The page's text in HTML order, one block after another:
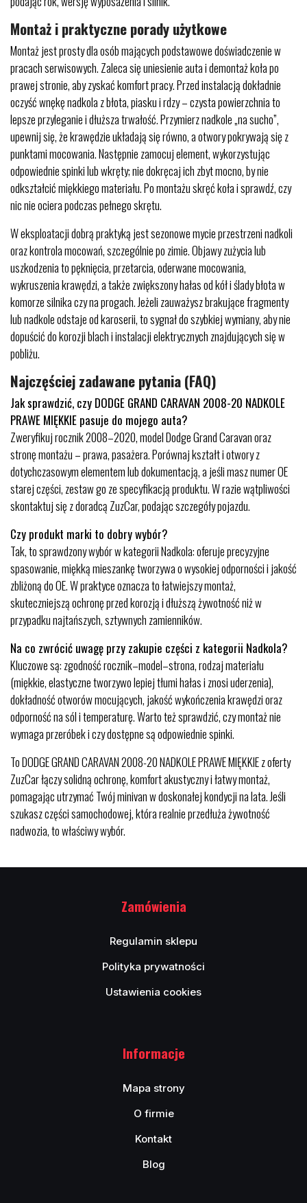
Montaż i praktyczne porady użytkowe
Montaż jest prosty dla osób mających podstawowe doświadczenie w
pracach serwisowych. Zaleca się uniesienie auta i demontaż koła po
prawej stronie, aby zyskać komfort pracy. Przed instalacją dokładnie
oczyść wnękę nadkola z błota, piasku i rdzy – czysta powierzchnia to
lepsze przyleganie i dłuższa trwałość. Przymierz nadkole „na sucho”,
upewnij się, że krawędzie układają się równo, a otwory pokrywają się z
punktami mocowania. Następnie zamocuj element, wykorzystując
odpowiednie spinki lub wkręty; nie dokręcaj ich zbyt mocno, by nie
odkształcić miękkiego materiału. Po montażu skręć koła i sprawdź, czy
nic nie ociera podczas pełnego skrętu.
W eksploatacji dobrą praktyką jest sezonowe mycie przestrzeni nadkoli
oraz kontrola mocowań, szczególnie po zimie. Objawy zużycia lub
uszkodzenia to pęknięcia, przetarcia, oderwane mocowania,
wykruszenia krawędzi, a także zwiększony hałas od kół i ślady błota w
komorze silnika czy na progach. Jeżeli zauważysz brakujące fragmenty
lub nadkole odstaje od karoserii, to sygnał do szybkiej wymiany, aby nie
dopuścić do korozji blach i instalacji elektrycznych znajdujących się w
pobliżu.
Najczęściej zadawane pytania (FAQ)
Jak sprawdzić, czy DODGE GRAND CARAVAN 2008-20 NADKOLE
PRAWE MIĘKKIE pasuje do mojego auta?
Zweryfikuj rocznik 2008–2020, model Dodge Grand Caravan oraz
stronę montażu – prawa, pasażera. Porównaj kształt i otwory z
dotychczasowym elementem lub dokumentacją, a jeśli masz numer OE
starej części, zestaw go ze specyfikacją produktu. W razie wątpliwości
skontaktuj się z doradcą ZuzCar, podając szczegóły pojazdu.
Czy produkt marki to dobry wybór?
Tak, to sprawdzony wybór w kategorii Nadkola: oferuje precyzyjne
spasowanie, miękką mieszankę tworzywa o wysokiej odporności i jakość
zbliżoną do OE. W praktyce oznacza to łatwiejszy montaż,
skuteczniejszą ochronę przed korozją i dłuższą żywotność niż w
przypadku najtańszych, sztywnych zamienników.
Na co zwrócić uwagę przy zakupie części z kategorii Nadkola?
Kluczowe są: zgodność rocznik–model–strona, rodzaj materiału
(miękkie, elastyczne tworzywo lepiej tłumi hałas i znosi uderzenia),
dokładność otworów mocujących, jakość wykończenia krawędzi oraz
odporność na sól i temperaturę. Warto też sprawdzić, czy montaż nie
wymaga przeróbek i czy dostępne są odpowiednie spinki.
To DODGE GRAND CARAVAN 2008-20 NADKOLE PRAWE MIĘKKIE z oferty
ZuzCar łączy solidną ochronę, komfort akustyczny i łatwy montaż,
pomagając utrzymać Twój minivan w doskonałej kondycji na lata. Jeśli
szukasz części samochodowej, która realnie przedłuża żywotność
nadwozia, to właściwy wybór.
Zamówienia
Regulamin sklepu
Polityka prywatności
Ustawienia cookies
Informacje
Mapa strony
O firmie
Kontakt
Blog